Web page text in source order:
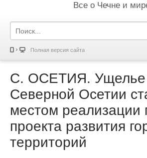
Все о Чечне и
Полная версия сайта
С. ОСЕТИЯ. Ущелье
Северной Осетии
местом реализации
проекта развития
территорий